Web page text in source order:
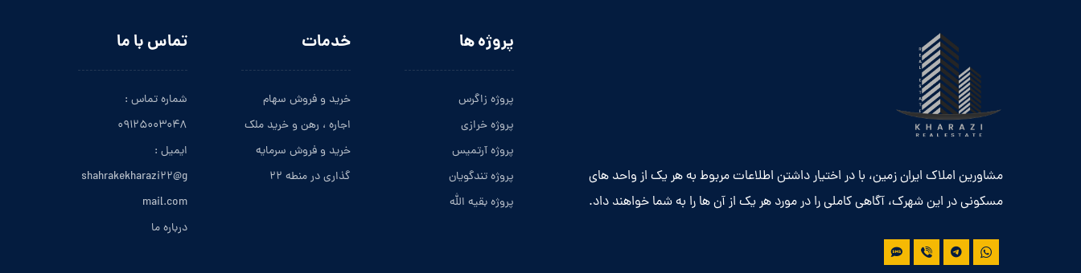
مشاورین املاک ایران زمین، با در اختیار داشتن اطلاعات مربوط به هر یک از واحد های
مسکونی در این شهرک، آگاهی کاملی را در مورد هر یک از آن ها را به شما خواهند داد.
پروژه ها
پروژه زاگرس
پروژه خرازی
پروژه آرتمیس
پروژه تندگویان
پروژه بقیه الله
خدمات
خرید و فروش سهام
اجاره ، رهن و خرید ملک
خرید و فروش سرمایه
گذاری در منطه ۲۲
تماس با ما
شماره تماس :
۰۹۱۲۵۰۰۳۰۴۸
ایمیل :
shahrakekharazi۲۲@g
mail.com
درباره ما